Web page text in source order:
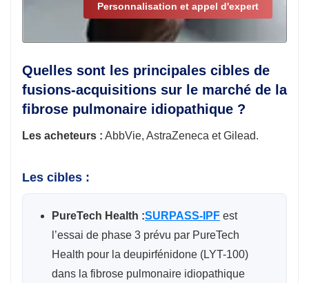
Personnalisation et appel d'expert
Quelles sont les principales cibles de
fusions-acquisitions sur le marché de la
fibrose pulmonaire idiopathique ?
Les acheteurs : AbbVie, AstraZeneca et Gilead.
Les cibles :
PureTech Health :SURPASS-IPF est
l’essai de phase 3 prévu par PureTech
Health pour la deupirfénidone (LYT-100)
dans la fibrose pulmonaire idiopathique